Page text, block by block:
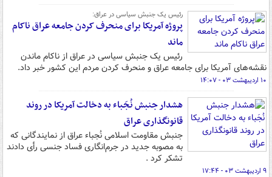
رئیس یک جنبش سیاسی در عراق:
پروژه آمریکا برای منحرف کردن جامعه عراق ناکام
ماند
رئیس یک جنبش سیاسی در عراق از ناکام ماندن
نقشه‌های آمریکا برای جامعه عراق و منحرف کردن مردم این کشور خبر داد.
۱۰ اردیبهشت ۰۳ - ۱۴:۰۷
هشدار جنبش نُجَباء‌ به دخالت آمریکا در روند
قانونگذاری‌ عراق
جنبش مقاومت اسلامی نُجباء عراق از نمایندگانی که
به مصوبه جدید در جرم‌انگاری فساد جنسی رأی دادند
تشکر کرد .
۹ اردیبهشت ۰۳ - ۱۷:۴۴